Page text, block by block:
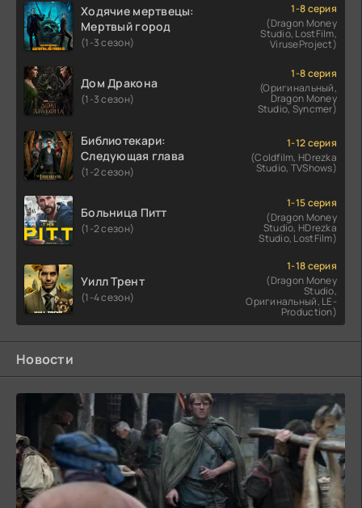
Ходячие мертвецы:
Мертвый город
(1-3 сезон)
1-8 серия
(Dragon Money
Studio, LostFilm,
ViruseProject)
Дом Дракона
(1-3 сезон)
1-8 серия
(Оригинальный,
Dragon Money
Studio, Syncmer)
Библиотекари:
Следующая глава
(1-2 сезон)
1-12 серия
(Coldfilm, HDrezka
Studio, TVShows)
Больница Питт
(1-2 сезон)
1-15 серия
(Dragon Money
Studio, HDrezka
Studio, LostFilm)
Уилл Трент
(1-4 сезон)
1-18 серия
(Dragon Money
Studio,
Оригинальный, LE-
Production)
Новости